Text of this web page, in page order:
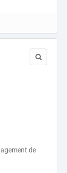
de